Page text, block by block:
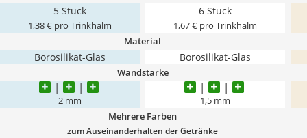
5 Stück
1,38 € pro Trinkhalm
6 Stück
1,67 € pro Trinkhalm
Material
Borosilikat-Glas Borosilikat-Glas
Wandstärke
2 mm 1,5 mm
Mehrere Farben
zum Auseinanderhalten der Getränke